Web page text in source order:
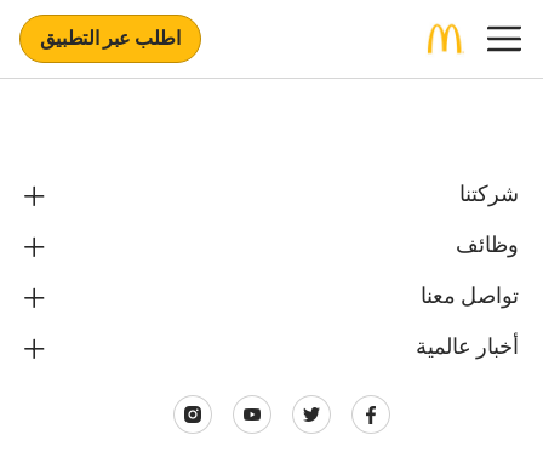
اطلب عبر التطبيق
شركتنا
وظائف
تواصل معنا
أخبار عالمية